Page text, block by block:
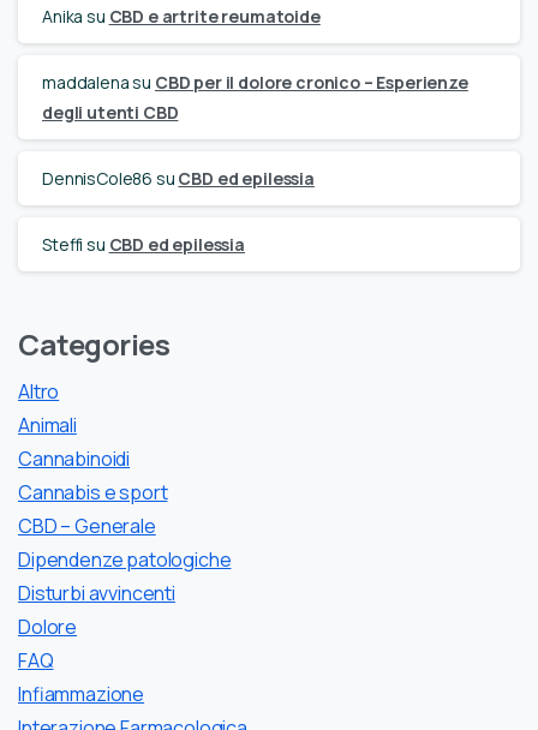
Anika su CBD e artrite reumatoide
maddalenasu CBD per il dolore cronico – Esperienze
degli utenti CBD
DennisCole86 su CBD ed epilessia
Steffi su CBD ed epilessia
Categories
Altro
Animali
Cannabinoidi
Cannabis e sport
CBD – Generale
Dipendenze patologiche
Disturbi avvincenti
Dolore
FAQ
Infiammazione